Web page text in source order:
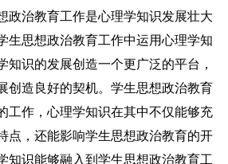
政治教育工作是心理学知识发展壮大
生思想政治教育工作中运用心理学知
知识的发展创造一个更广泛的平台，
创造良好的契机。学生思想政治教育
工作，心理学知识在其中不仅能够充
点，还能影响学生思想政治教育的开
知识能够融入到学生思想政治教育工